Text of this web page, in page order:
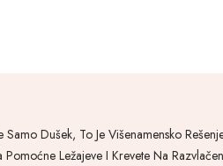
Samo Dušek, To Je Višenamensko
Pomoćne Ležajeve I Krevete Na